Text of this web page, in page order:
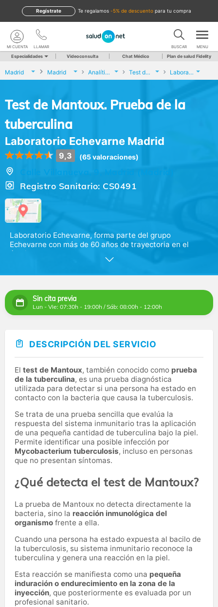
te regalamos -5% de descuento para tu compra
Regístrate
LLAMAR
MI CUENTA BUSCAR MENU
Especialidades Videoconsulta Chat Médico Plan de salud Fidelity
Madrid Madrid Analíticas y Genética Test de Mantoux. Prueba de la tuberculina Laboratorio Echevarne Madrid
Test de Mantoux. Prueba de la
tuberculina
Laboratorio Echevarne Madrid
9,3 (65 valoraciones)
Calle Villanueva, 9, Madrid (Madrid)
Registro Sanitario: CS0491
Laboratorio Echevarne, forma parte del grupo
Echevarne con más de 60 años de trayectoria en el
ámbito de la salud, es reconocido como uno de los
principales laboratorios de Europa. Con más de 800
análisis clínicos, estudios clínicos, anatomía patológica.
Este centro ubicado en el centro del barrio Salamanca
en Madrid es uno de los mejores del grupo Echevarne.
precisos y de la máxima calidad. Invertimos
constantemente en tecnología de vanguardia y
nuestros pacientes.
Buscamos ampliar nuestra oferta de pruebas
diagnósticas para proporcionar información relevante y
apoyo al profesional médico en el diagnóstico,
pronóstico y tratamiento de enfermedades.
Sin cita previa
Lun - Vie: 07:30h - 19:00h / Sáb: 08:00h - 12:00h
DESCRIPCIÓN DEL SERVICIO
El test de Mantoux, también conocido como prueba
de la tuberculina, es una prueba diagnóstica
utilizada para detectar si una persona ha estado en
contacto con la bacteria que causa la tuberculosis.
Se trata de una prueba sencilla que evalúa la
respuesta del sistema inmunitario tras la aplicación
de una pequeña cantidad de tuberculina bajo la piel.
Permite identificar una posible infección por
Mycobacterium tuberculosis, incluso en personas
que no presentan síntomas.
¿Qué detecta el test de Mantoux?
La prueba de Mantoux no detecta directamente la
bacteria, sino la reacción inmunológica del
organismo frente a ella.
Cuando una persona ha estado expuesta al bacilo de
la tuberculosis, su sistema inmunitario reconoce la
tuberculina y genera una reacción en la piel.
Esta reacción se manifiesta como una pequeña
induración o endurecimiento en la zona de la
inyección, que posteriormente es evaluada por un
profesional sanitario.